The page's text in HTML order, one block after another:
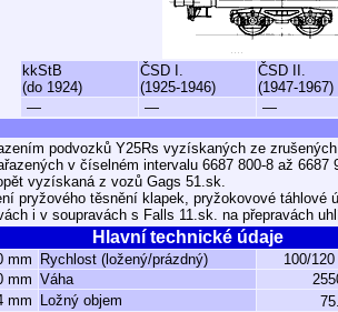
kkStB
(do 1924)
ČSD I.
(1925-1946)
ČSD II.
(1947-1967)
— — —
podvozků Y25Rs vyzískaných ze
v číselném intervalu 6687 800-8 až 6687
vyzískaná z vozů Gags 51.sk.
pryžového těsnění klapek, pryžokovové táhlové
i v soupravách s Falls 11.sk. na přepravách
Hlavní technické údaje
mm Rychlost (ložený/prázdný) 100/
mm Váha
mm Ložný objem